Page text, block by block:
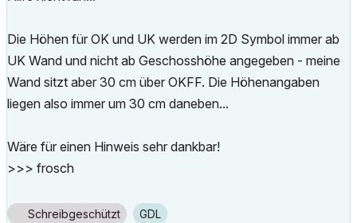
Die Höhen für OK und UK werden im 2D Symbol immer ab
UK Wand und nicht ab Geschosshöhe angegeben - meine
Wand sitzt aber 30 cm über OKFF. Die Höhenangaben
liegen also immer um 30 cm daneben...
Wäre für einen Hinweis sehr dankbar!
>>> frosch
Schreibgeschützt GDL